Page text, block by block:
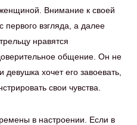
Внимание к своей
первого взгляда, а далее
нравятся
общение. Он не
девушка хочет его завоевать,
свои чувства.
в настроении. Если в